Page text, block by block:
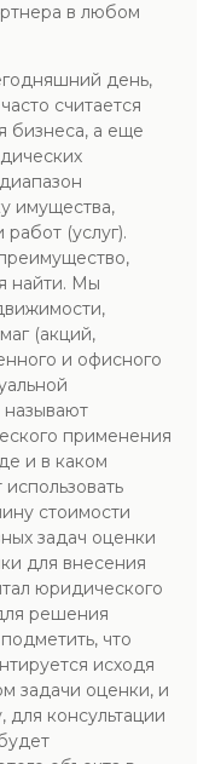
в любом
день,
считается
бизнеса, а еще
имущества,
(услуг).
найти. Мы
(акций,
и офисного
называют
применения
и в каком
стоимости
задач оценки
для внесения
юридического
решения
что
исходя
задачи оценки, и
консультации